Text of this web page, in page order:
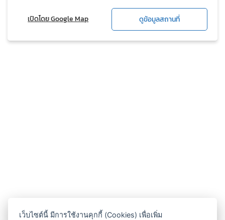
เปิดโดย Google Map ดูข้อมูลสถานที่
เว็บไซต์นี้ มีการใช้งานคุกกี้ (Cookies) เพื่อเพิ่ม